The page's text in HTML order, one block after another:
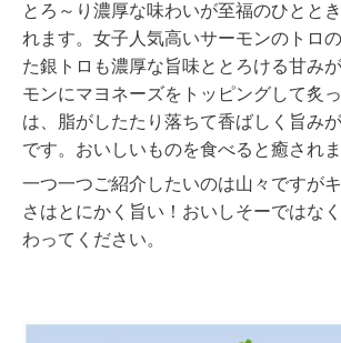
とろ～り濃厚な味わいが至福のひとと
れます。女子人気高いサーモンのトロ
た銀トロも濃厚な旨味ととろける甘み
モンにマヨネーズをトッピングして炙
は、脂がしたたり落ちて香ばしく旨み
です。おいしいものを食べると癒されま
一つ一つご紹介したいのは山々ですが
さはとにかく旨い！おいしそーではな
わってください。